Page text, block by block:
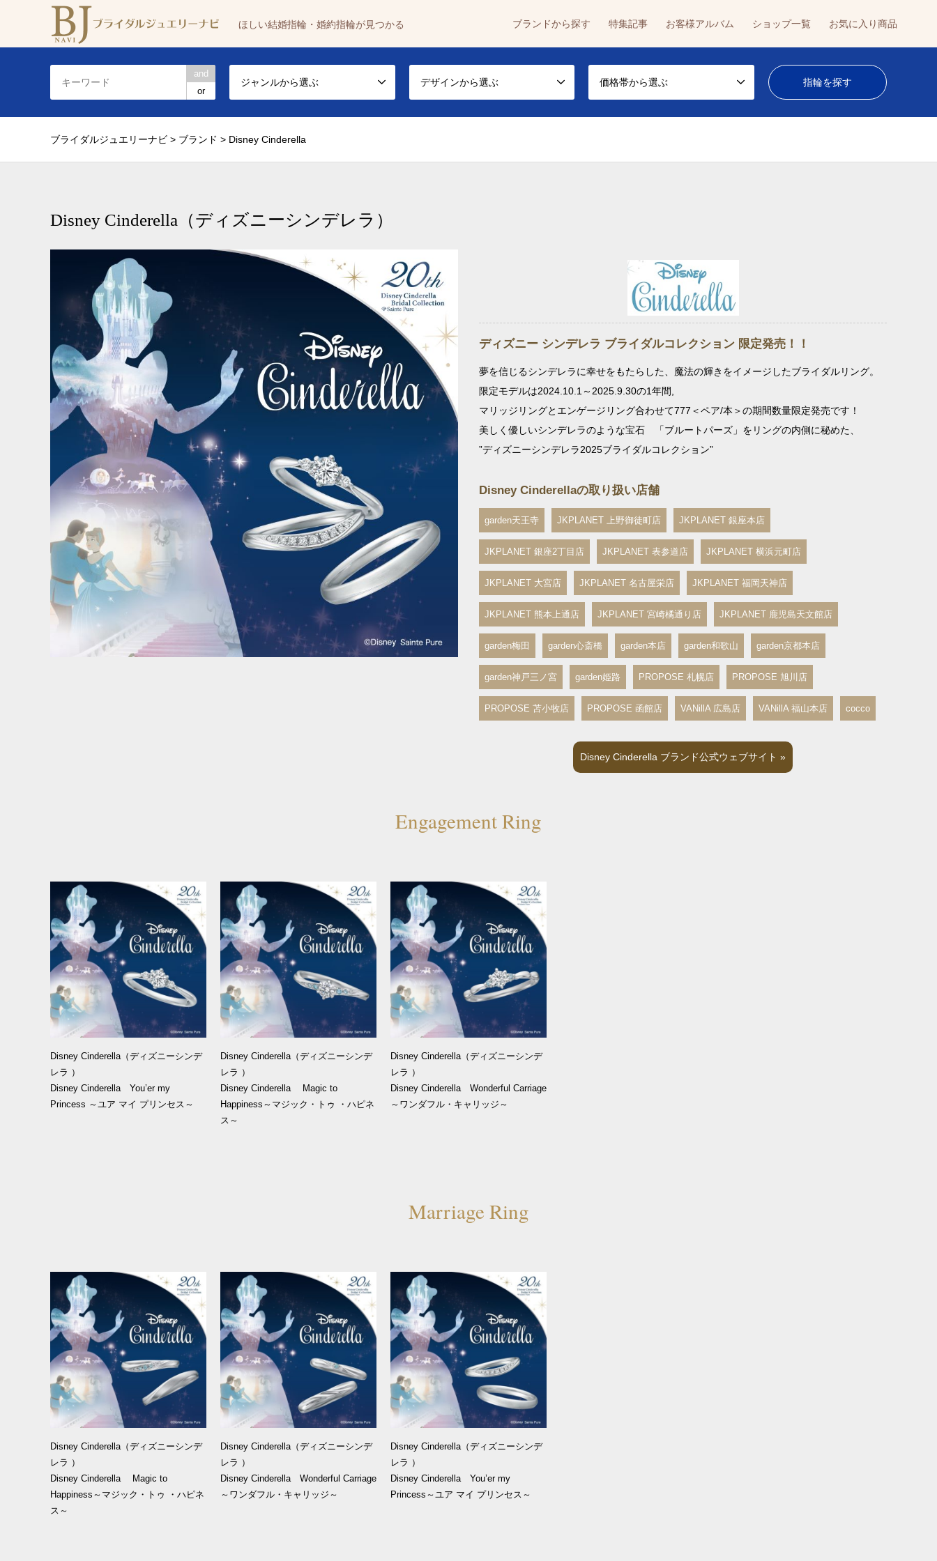
ほしい結婚指輪・婚約指輪が見つかる ブランドから探す 特集記事 お客様アルバム ショップ一覧 お気に入り商品
and
or
ジャンルから選ぶ デザインから選ぶ 価格帯から選ぶ
ブライダルジュエリーナビ > ブランド > Disney Cinderella
Disney Cinderella（ディズニーシンデレラ）
ディズニー シンデレラ ブライダルコレクション 限定発売！！
夢を信じるシンデレラに幸せをもたらした、魔法の輝きをイメージしたブライダルリング。
限定モデルは2024.10.1～2025.9.30の1年間,
マリッジリングとエンゲージリング合わせて777＜ペア/本＞の期間数量限定発売です！
美しく優しいシンデレラのような宝石 「ブルートパーズ」をリングの内側に秘めた、
”ディズニーシンデレラ2025ブライダルコレクション”
Disney Cinderellaの取り扱い店舗
garden天王寺 JKPLANET 上野御徒町店 JKPLANET 銀座本店
JKPLANET 銀座2丁目店 JKPLANET 表参道店 JKPLANET 横浜元町店
JKPLANET 大宮店 JKPLANET 名古屋栄店 JKPLANET 福岡天神店
JKPLANET 熊本上通店 JKPLANET 宮崎橘通り店 JKPLANET 鹿児島天文館店
garden梅田 garden心斎橋 garden本店 garden和歌山 garden京都本店
garden神戸三ノ宮 garden姫路 PROPOSE 札幌店 PROPOSE 旭川店
PROPOSE 苫小牧店 PROPOSE 函館店 VANillA 広島店 VANillA 福山本店 cocco
Disney Cinderella ブランド公式ウェブサイト »
Engagement Ring
Disney Cinderella（ディズニーシンデ
レラ ）
Disney Cinderella You’er my
Princess ～ユア マイ プリンセス～
Disney Cinderella（ディズニーシンデ
レラ ）
Disney Cinderella Magic to
Happiness～マジック・トゥ ・ハピネ
ス～
Disney Cinderella（ディズニーシンデ
レラ ）
Disney Cinderella Wonderful Carriage
～ワンダフル・キャリッジ～
Marriage Ring
Disney Cinderella（ディズニーシンデ
レラ ）
Disney Cinderella Magic to
Happiness～マジック・トゥ ・ハピネ
ス～
Disney Cinderella（ディズニーシンデ
レラ ）
Disney Cinderella Wonderful Carriage
～ワンダフル・キャリッジ～
Disney Cinderella（ディズニーシンデ
レラ ）
Disney Cinderella You’er my
Princess～ユア マイ プリンセス～